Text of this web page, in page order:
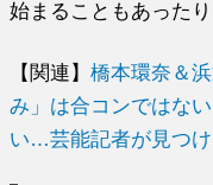
始まることもあった
【関連】橋本環奈＆
み」は合コンではな
い…芸能記者が見つ